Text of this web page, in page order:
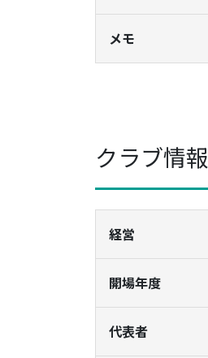
メモ
クラブ情報
経営
開場年度
代表者